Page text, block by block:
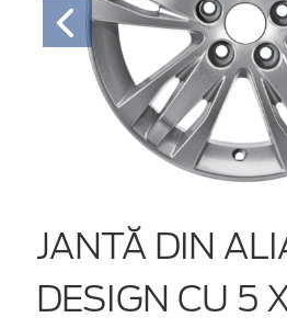
JANTĂ DIN
DESIGN CU 5